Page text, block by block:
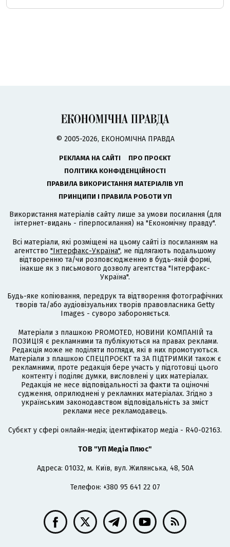
© 2005-2026, ЕКОНОМІЧНА ПРАВДА
РЕКЛАМА НА САЙТІ
ПРО ПРОЄКТ
ПОЛІТИКА КОНФІДЕНЦІЙНОСТІ
ПРАВИЛА ВИКОРИСТАННЯ МАТЕРІАЛІВ УП
ПРИНЦИПИ І ПРАВИЛА РОБОТИ УП
Використання матеріалів сайту лише за умови посилання (для
інтернет-видань - гіперпосилання) на "Економічну правду".
Всі матеріали, які розміщені на цьому сайті із посиланням на
агентство "Інтерфакс-Україна", не підлягають подальшому
відтворенню та/чи розповсюдженню в будь-якій формі,
інакше як з письмового дозволу агентства "Інтерфакс-
Україна".
Будь-яке копіювання, передрук та відтворення фотографічних
творів та/або аудіовізуальних творів правовласника Getty
Images - суворо забороняється.
Матеріали з плашкою PROMOTED, НОВИНИ КОМПАНІЙ та
ПОЗИЦІЯ є рекламними та публікуються на правах реклами.
Редакція може не поділяти погляди, які в них промотуються.
Матеріали з плашкою СПЕЦПРОЄКТ та ЗА ПІДТРИМКИ також є
рекламними, проте редакція бере участь у підготовці цього
контенту і поділяє думки, висловлені у цих матеріалах.
Редакція не несе відповідальності за факти та оціночні
судження, оприлюднені у рекламних матеріалах. Згідно з
українським законодавством відповідальність за зміст
реклами несе рекламодавець.
Cубєкт у сфері онлайн-медіа; ідентифікатор медіа - R40-02163.
ТОВ "УП Медіа Плюс"
Адреса: 01032, м. Київ, вул. Жилянська, 48, 50А
Телефон: +380 95 641 22 07